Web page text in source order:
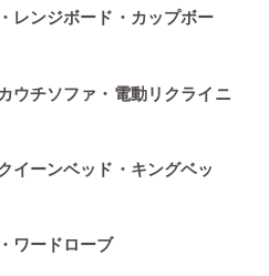
レンジボード・カップボー
ウチソファ・電動リクライニ
イーンベッド・キングベッ
ワードローブ